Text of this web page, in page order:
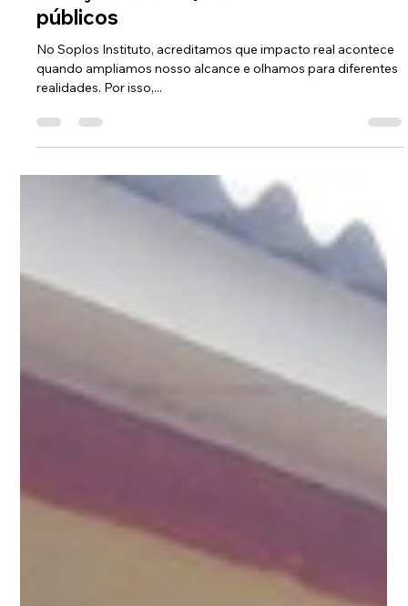
Instituto que vem
abraçando múltiplos
públicos
No Soplos Instituto, acreditamos que impacto real acontece
quando ampliamos nosso alcance e olhamos para diferentes